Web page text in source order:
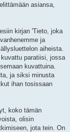
asiansa,
kirjan 'Tieto, joka
ja
aiheista.
paratiisi, jossa
kuvattuina.
ja siksi minusta
ihan tosissaan
koko tämän
olisin
jota tein. On